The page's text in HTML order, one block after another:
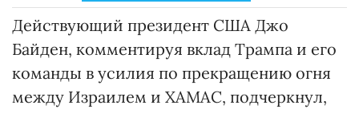
Действующий президент США Джо
Байден, комментируя вклад Трампа и его
команды в усилия по прекращению огня
между Израилем и ХАМАС, подчеркнул,